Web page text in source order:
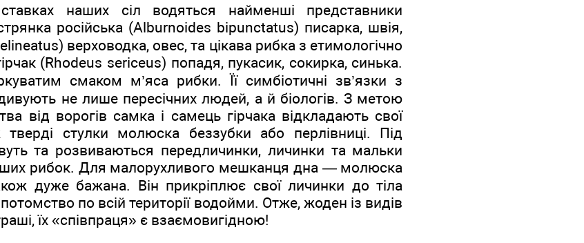
наших сіл водяться найменші представники
російська (Alburnoides bipunctatus) писарка, швія,
верховодка, овес, та цікава рибка з етимологічно
(Rhodeus sericeus) попадя, пукасик, сокирка, синька.
смаком м’яса рибки. Її симбіотичні зв’язки з
не лише пересічних людей, а й біологів. З метою
від ворогів самка і самець гірчака відкладають свої
тверді стулки молюска беззубки або перлівниці. Під
та розвиваються передличинки, личинки та мальки
рибок. Для малорухливого мешканця дна — молюска
дуже бажана. Він прикріплює свої личинки до тіла
по всій території водойми. Отже, жоден із видів
їх «співпраця» є взаємовигідною!